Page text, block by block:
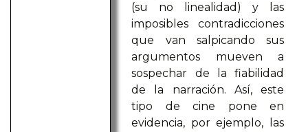
(su no linealidad) y las
imposibles contradicciones
que van salpicando sus
argumentos mueven a
sospechar de la fiabilidad
de la narración. Así, este
tipo de cine pone en
evidencia, por ejemplo, las